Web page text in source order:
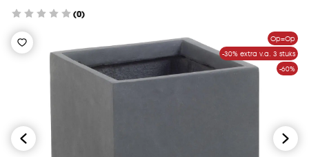
(0)
Op=Op
-30% extra v.a. 3 stuks
-60%